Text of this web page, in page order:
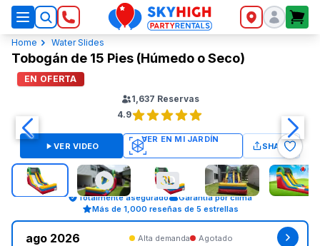
SkyHigh Logo
Home Water Slides
Tobogán de 15 Pies (Húmedo o Seco)
EN OFERTA
1,637 Reservas
4.9
VER VIDEO SHARE
Totalmente asegurado
Garantía por clima
Más de 1,000 reseñas de 5 estrellas
ago 2026 Alta demanda Agotado